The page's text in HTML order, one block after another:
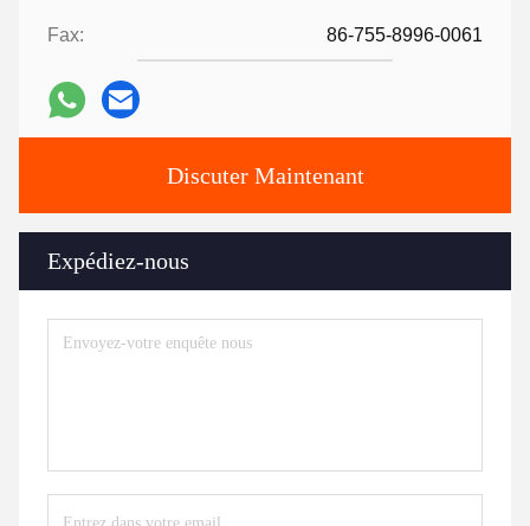
Fax: 86-755-8996-0061
Discuter Maintenant
Expédiez-nous